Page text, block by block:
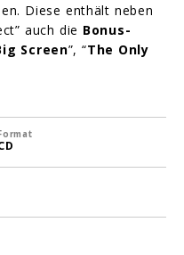
Diese enthält neben
auch die Bonus-
Screen”, “The Only